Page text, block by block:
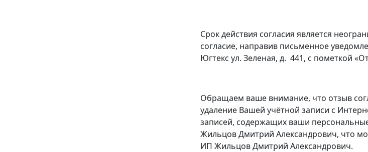
Срок действия согласия является
согласие, направив письменное
Югтекс ул. Зеленая, д. 441, с пометкой
Обращаем ваше внимание, что отзыв
удаление Вашей учётной записи с
записей, содержащих ваши
Жильцов Дмитрий Александрович, что
ИП Жильцов Дмитрий Александрович.